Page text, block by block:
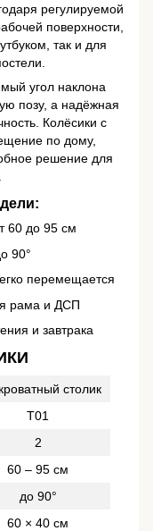
регулируемой
поверхности,
так и для
угол наклона
позу, а надёжная
Колёсики с
по дому,
решение для
60 до 95 см
90°
перемещается
рама и ДСП
и завтрака
столик
T01
2
60 – 95 см
до 90°
60 × 40 см